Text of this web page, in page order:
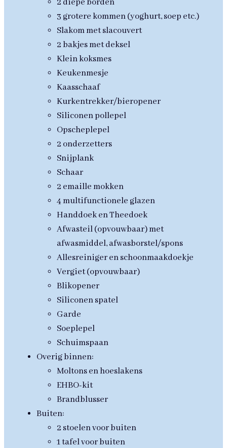
3 grotere kommen (yoghurt, soep etc.)
Slakom met slacouvert
2 bakjes met deksel
Klein koksmes
Keukenmesje
Kaasschaaf
Kurkentrekker/bieropener
Siliconen pollepel
Opscheplepel
2 onderzetters
Snijplank
Schaar
2 emaille mokken
4 multifunctionele glazen
Handdoek en Theedoek
Afwasteil (opvouwbaar) met
afwasmiddel, afwasborstel/spons
Allesreiniger en schoonmaakdoekje
Vergiet (opvouwbaar)
Blikopener
Siliconen spatel
Garde
Soeplepel
Schuimspaan
Overig binnen:
Moltons en hoeslakens
EHBO-kit
Brandblusser
Buiten:
2 stoelen voor buiten
1 tafel voor buiten